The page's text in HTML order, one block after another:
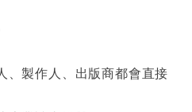
、製作人、出版商都會直接